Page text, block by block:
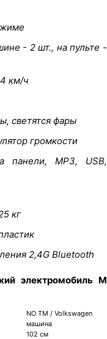
- 2 шт., на пульте -
км/ч
светятся фары
громкости
панели, MP3, USB,
кг
2,4G Bluetooth
электромобиль M
NO TM / Volkswagen
машина
102 см